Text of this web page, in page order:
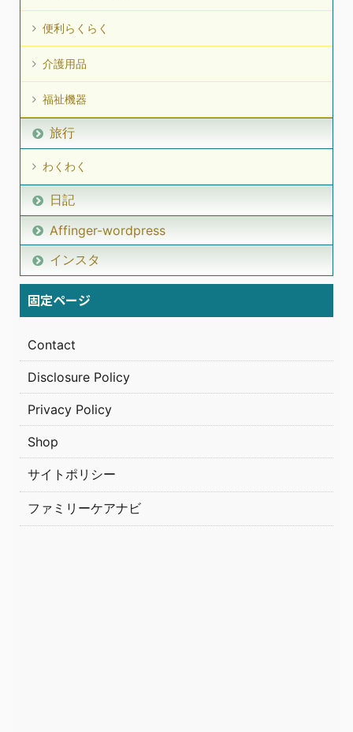
便利らくらく
介護用品
福祉機器
旅行
わくわく
日記
Affinger-wordpress
インスタ
固定ページ
Contact
Disclosure Policy
Privacy Policy
Shop
サイトポリシー
ファミリーケアナビ